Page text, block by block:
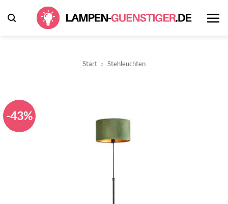
Inhalt
Start » Stehleuchten
-43%